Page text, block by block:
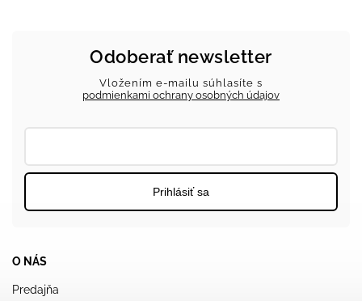
O NÁS
Predajňa
Odoberať newsletter
Vložením e-mailu súhlasíte s
podmienkami ochrany osobných údajov
Prihlásiť sa